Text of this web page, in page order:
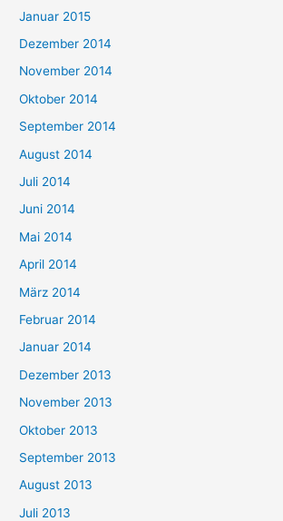
Januar 2015
Dezember 2014
November 2014
Oktober 2014
September 2014
August 2014
Juli 2014
Juni 2014
Mai 2014
April 2014
März 2014
Februar 2014
Januar 2014
Dezember 2013
November 2013
Oktober 2013
September 2013
August 2013
Juli 2013